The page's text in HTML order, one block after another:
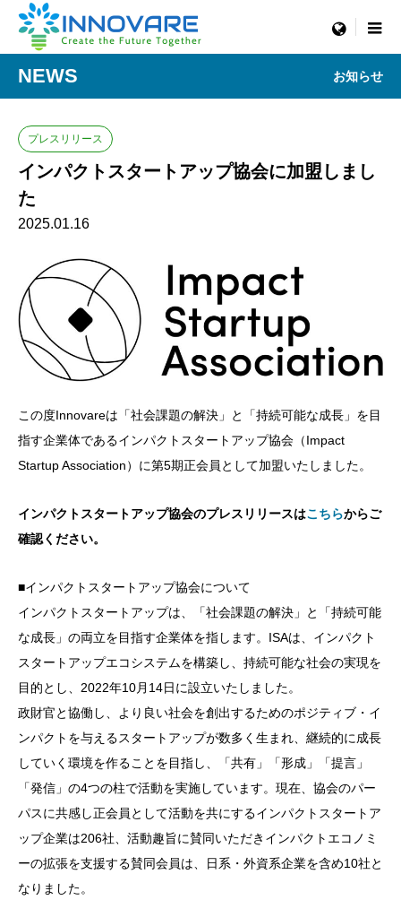
menu
NEWS お知らせ
プレスリリース
インパクトスタートアップ協会に加盟しまし
た
2025.01.16
この度Innovareは「社会課題の解決」と「持続可能な成長」を目
指す企業体であるインパクトスタートアップ協会（Impact
Startup Association）に第5期正会員として加盟いたしました。
インパクトスタートアップ協会のプレスリリースはこちらからご
確認ください。
■インパクトスタートアップ協会について
インパクトスタートアップは、「社会課題の解決」と「持続可能
な成長」の両立を目指す企業体を指します。ISAは、インパクト
スタートアップエコシステムを構築し、持続可能な社会の実現を
目的とし、2022年10月14日に設立いたしました。
政財官と協働し、より良い社会を創出するためのポジティブ・イ
ンパクトを与えるスタートアップが数多く生まれ、継続的に成長
していく環境を作ることを目指し、「共有」「形成」「提言」
「発信」の4つの柱で活動を実施しています。現在、協会のパー
パスに共感し正会員として活動を共にするインパクトスタートア
ップ企業は206社、活動趣旨に賛同いただきインパクトエコノミ
ーの拡張を支援する賛同会員は、日系・外資系企業を含め10社と
なりました。